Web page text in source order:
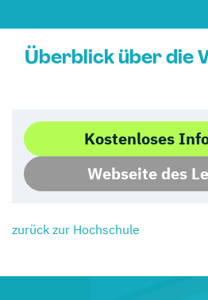
Überblick über die
Kostenloses
Webseite des
zurück zur Hochschule